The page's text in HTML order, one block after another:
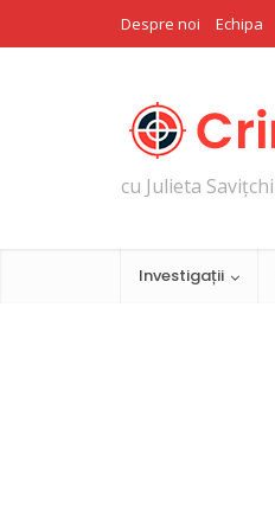
Despre noi Echipa
cu Julieta Savițchi
Investigații